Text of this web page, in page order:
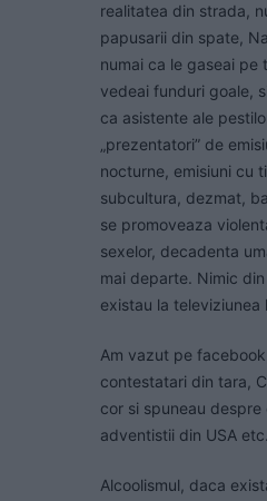
realitatea din strada,
papusarii din spate,
numai ca le gaseai pe
vedeai funduri goale,
ca asistente ale
„prezentatori” de
nocturne, emisiuni cu
subcultura, dezmat,
se promoveaza
sexelor, decadenta
mai departe. Nimic
existau la televiziunea
Am vazut pe
contestatari din tara,
cor si spuneau
adventistii din USA etc.
Alcoolismul, daca